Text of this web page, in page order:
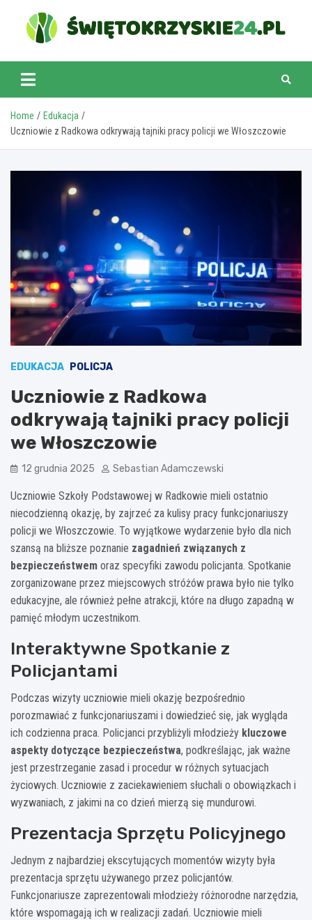
content
swietokrzyskie24.pl
Home
Edukacja
Uczniowie z Radkowa odkrywają tajniki pracy policji we Włoszczowie
EDUKACJA POLICJA
Uczniowie z Radkowa
odkrywają tajniki pracy policji
we Włoszczowie
12 grudnia 2025 Sebastian Adamczewski
Uczniowie Szkoły Podstawowej w Radkowie mieli ostatnio
niecodzienną okazję, by zajrzeć za kulisy pracy funkcjonariuszy
policji we Włoszczowie. To wyjątkowe wydarzenie było dla nich
szansą na bliższe poznanie zagadnień związanych z
bezpieczeństwem oraz specyfiki zawodu policjanta. Spotkanie
zorganizowane przez miejscowych stróżów prawa było nie tylko
edukacyjne, ale również pełne atrakcji, które na długo zapadną w
pamięć młodym uczestnikom.
Interaktywne Spotkanie z
Policjantami
Podczas wizyty uczniowie mieli okazję bezpośrednio
porozmawiać z funkcjonariuszami i dowiedzieć się, jak wygląda
ich codzienna praca. Policjanci przybliżyli młodzieży kluczowe
aspekty dotyczące bezpieczeństwa, podkreślając, jak ważne
jest przestrzeganie zasad i procedur w różnych sytuacjach
życiowych. Uczniowie z zaciekawieniem słuchali o obowiązkach i
wyzwaniach, z jakimi na co dzień mierzą się mundurowi.
Prezentacja Sprzętu Policyjnego
Jednym z najbardziej ekscytujących momentów wizyty była
prezentacja sprzętu używanego przez policjantów.
Funkcjonariusze zaprezentowali młodzieży różnorodne narzędzia,
które wspomagają ich w realizacji zadań. Uczniowie mieli